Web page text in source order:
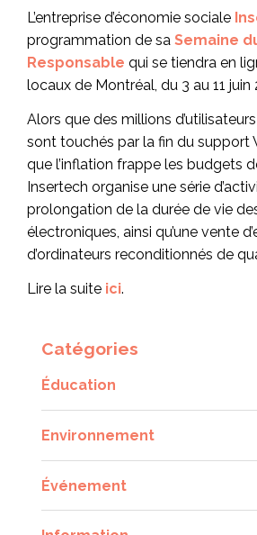
L’entreprise d’économie sociale
programmation de sa Semaine
Responsable qui se tiendra en
locaux de Montréal, du 3 au 11 juin
Alors que des millions
sont touchés par la fin du support
que l’inflation frappe les budgets
Insertech organise une série
prolongation de la durée de vie
électroniques, ainsi qu’une vente
d’ordinateurs reconditionnés de
Lire la suite ici.
Catégories
Éducation
Environnement
Événement